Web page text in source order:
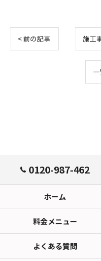
< 前の記事 施工
0120-987-462
ホーム
料金メニュー
よくある質問